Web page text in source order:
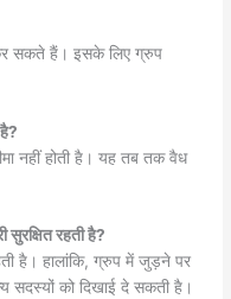
सकते हैं। इसके लिए ग्रुप
नहीं होती है। यह तब तक वैध
रहती है?
है। हालांकि, ग्रुप में जुड़ने पर
सदस्यों को दिखाई दे सकती है।